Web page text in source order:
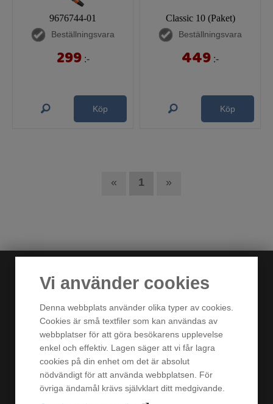
Vi använder cookies
Denna webbplats använder olika typer av cookies.
Cookies är små textfiler som kan användas av
webbplatser för att göra besökarens upplevelse
enkel och effektiv. Lagen säger att vi får lagra
cookies på din enhet om det är absolut
nödvändigt för att använda webbplatsen. För
övriga ändamål krävs självklart ditt medgivande.
9676744-01
Beställningsvara
299 :-
Köp
Classic 10 (Paket)
Beställningsvara
449 :-
Köp
« 1 »